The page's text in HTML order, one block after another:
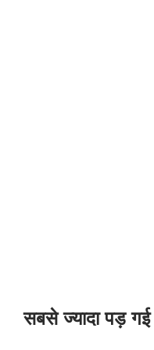
सबसे ज्यादा पड़ गई